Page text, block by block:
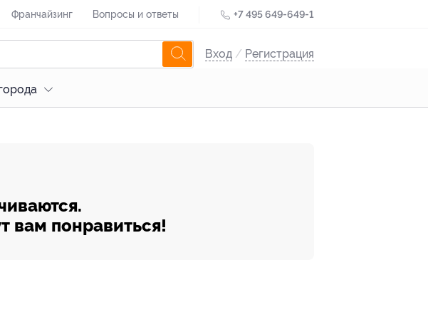
Франчайзинг Вопросы и ответы +7 495 649-649-1
Вход / Регистрация
вам понравиться!